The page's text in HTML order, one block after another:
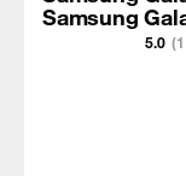
Samsung
5.0